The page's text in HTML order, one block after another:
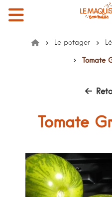
Le potager
Tomate
Tomate